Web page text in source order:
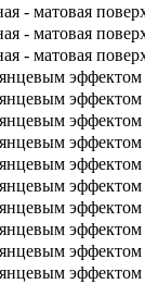
- матовая
- матовая
- матовая
эффектом
эффектом
эффектом
эффектом
эффектом
эффектом
эффектом
эффектом
эффектом
эффектом